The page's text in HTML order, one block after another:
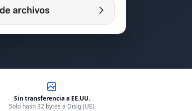
Sin transferencia a EE.UU.
Solo hash 32 bytes a Disig (UE)